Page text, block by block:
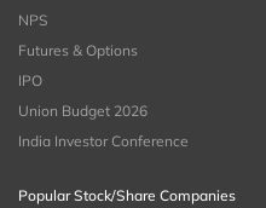
NPS
Futures & Options
IPO
Union Budget 2026
India Investor Conference
Popular Stock/Share Companies